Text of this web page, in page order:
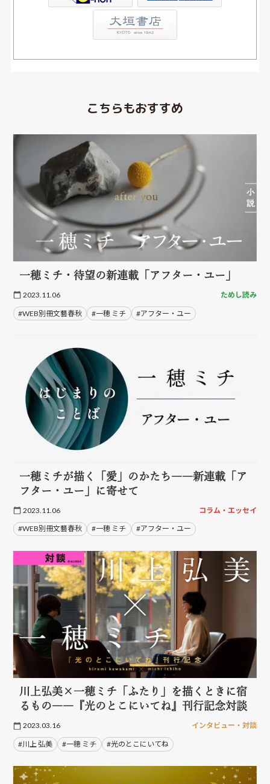
こちらもおすすめ
一穂ミチ・待望の新連載「アフター・ユー」
2023.11.06 ためし読み
#WEB別冊文藝春秋 #一穂 ミチ #アフター・ユー
一穂ミチが描く「愛」のかたち――新連載「ア
フター・ユー」に寄せて
2023.11.06 コラム・エッセイ
#WEB別冊文藝春秋 #一穂 ミチ #アフター・ユー
川上弘美×一穂ミチ「ふたり」を描くときに宿
るもの――『光のとこにいてね』刊行記念対談
2023.03.16 インタビュー・対談
#川上 弘美 #一穂 ミチ #光のとこにいてね